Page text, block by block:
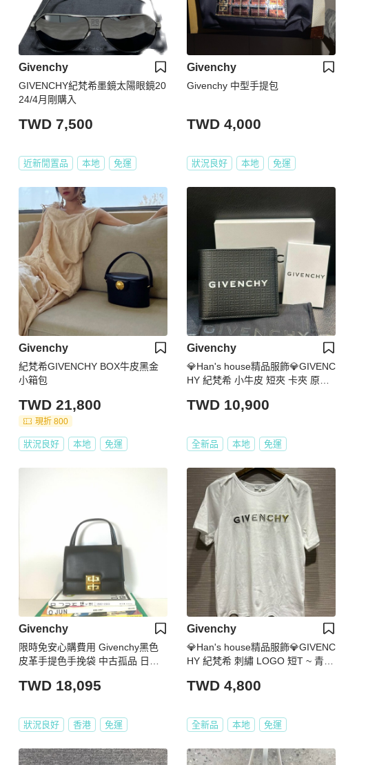
Givenchy
GIVENCHY紀梵希墨鏡太陽眼鏡20
24/4月剛購入
TWD 7,500
近新閒置品 本地 免運
Givenchy
Givenchy 中型手提包
TWD 4,000
狀況良好 本地 免運
Givenchy
紀梵希GIVENCHY BOX牛皮黑金
小箱包
TWD 21,800
現折 800
狀況良好 本地 免運
Givenchy
💎Han's house精品服飾💎GIVENC
HY 紀梵希 小牛皮 短夾 卡夾 原價1
TWD 10,900
全新品 本地 免運
Givenchy
限時免安心購費用 Givenchy黑色
皮革手提色手挽袋 中古孤品 日本
TWD 18,095
狀況良好 香港 免運
Givenchy
💎Han's house精品服飾💎GIVENC
HY 紀梵希 刺繡 LOGO 短T ~ 青年
TWD 4,800
全新品 本地 免運